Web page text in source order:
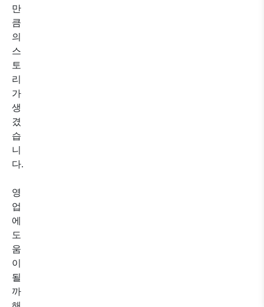
만
큼
의
스
토
리
가
생
겼
습
니
다.
영
업
에
도
움
이
될
까